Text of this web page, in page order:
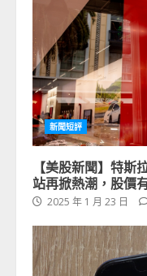
新聞短評
【美股新聞】特斯
站再掀熱潮，股價
2025 年 1 月 23 日